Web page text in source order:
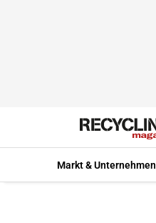
Markt & Unternehmen